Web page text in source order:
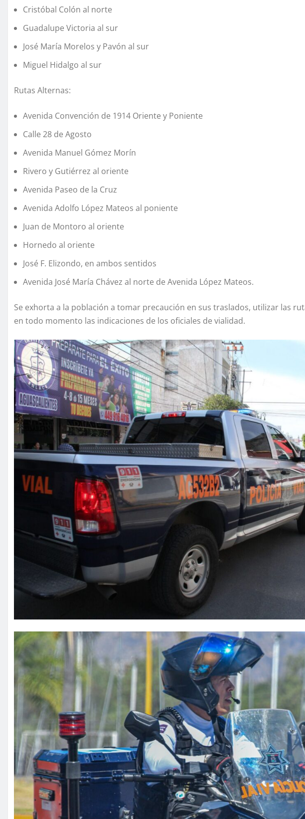
Cristóbal Colón al norte
Guadalupe Victoria al sur
José María Morelos y Pavón al sur
Miguel Hidalgo al sur
Rutas Alternas:
Avenida Convención de 1914 Oriente y Poniente
Calle 28 de Agosto
Avenida Manuel Gómez Morín
Rivero y Gutiérrez al oriente
Avenida Paseo de la Cruz
Avenida Adolfo López Mateos al poniente
Juan de Montoro al oriente
Hornedo al oriente
José F. Elizondo, en ambos sentidos
Avenida José María Chávez al norte de Avenida López Mateos.
Se exhorta a la población a tomar precaución en sus traslados, utilizar las
en todo momento las indicaciones de los oficiales de vialidad.